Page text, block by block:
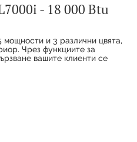
- 18 000 Btu
и 3 различни цвята,
Чрез функциите за
вашите клиенти се